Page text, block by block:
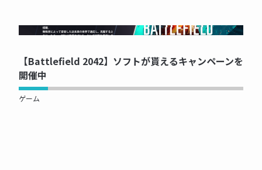
NOW PRINTING...
【Battlefield 2042】ソフトが貰えるキャンペーンを
開催中
ゲーム